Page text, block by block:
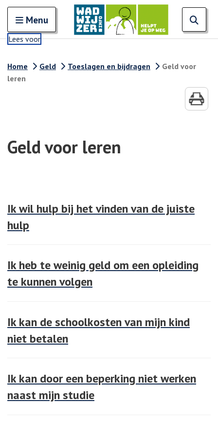
Open en sluit het
Menu
Lees voor
Home Geld Toeslagen en bijdragen
Geld voor
leren
Geld voor leren
Ik wil hulp bij het vinden van de juiste
hulp
Ik heb te weinig geld om een opleiding
te kunnen volgen
Ik kan de schoolkosten van mijn kind
niet betalen
Ik kan door een beperking niet werken
naast mijn studie